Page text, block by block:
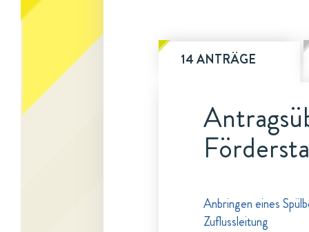
14 ANTRÄGE
Anbringen eines
Zuflussleitung